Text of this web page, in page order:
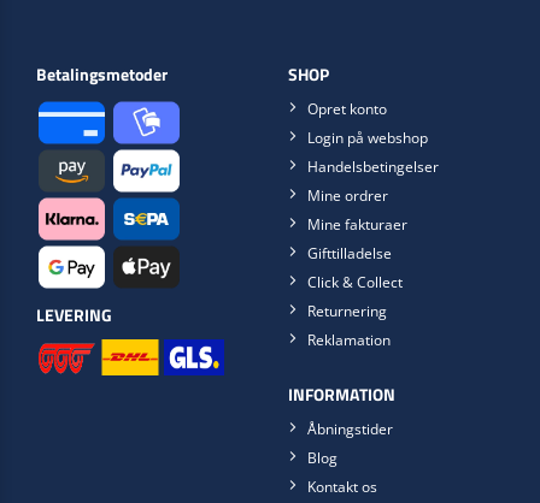
Betalingsmetoder
LEVERING
SHOP
Opret konto
Login på webshop
Handelsbetingelser
Mine ordrer
Mine fakturaer
Gifttilladelse
Click & Collect
Returnering
Reklamation
INFORMATION
Åbningstider
Blog
Kontakt os